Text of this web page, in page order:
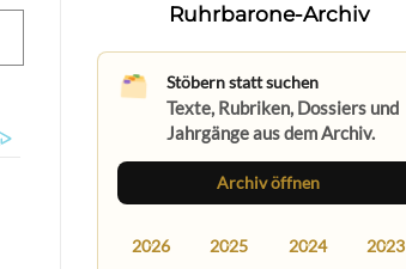
Ruhrbarone-Archiv
Stöbern statt suchen
Texte, Rubriken, Dossiers und
Jahrgänge aus dem Archiv.
Archiv öffnen
2026 2025 2024 2023